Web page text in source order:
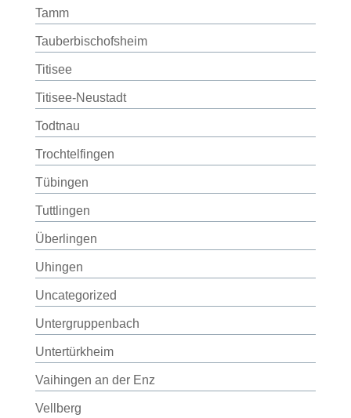
Tamm
Tauberbischofsheim
Titisee
Titisee-Neustadt
Todtnau
Trochtelfingen
Tübingen
Tuttlingen
Überlingen
Uhingen
Uncategorized
Untergruppenbach
Untertürkheim
Vaihingen an der Enz
Vellberg